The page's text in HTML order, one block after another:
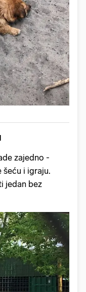
zajedno -
šeću i igraju.
jedan bez